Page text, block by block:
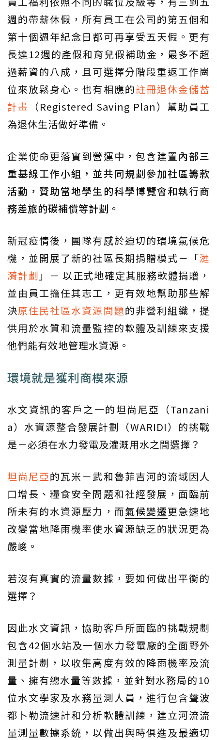
週的帶薪休假，所有員工在公司的第五個和
第十個週年紀念日都可再享受五天假。更有
長達12週的產假和育兒假補助金，最多不超
過薪資的八成，且可選擇分階段重返工作崗
位來放鬆身心。也有相應的註冊退休金儲蓄
計畫
（Registered Saving Plan）幫助員工
為退休生活做好準備。
企業使命更落實到營運中，包含建置 內部三
重基線工作小組，並共同規劃參加社區籌款
活動，贊助當地學生的科學博覽會和執行商
務差旅的碳補償等計劃。
新冠疫情後，團隊有感於迫切的環境氣候危
機，並開展了新的社區長期捐贈模式－「漣
漪計劃 」－ 以正式地確定其服務軟體捐贈，
並由員工擔任其志工，更有效地幫助那些解
決原住民社區水資源問題的非營利組織，提
供用於水質和流量監控的軟體及訓練來支援
他們能有效地管理水資源。
環境就是獲利商模來源
水文資訊的客戶之一的坦尚尼亞（Tanzani
a）水資源整合發展計劃（WARIDI）的挑戰
是－必須在水力發電及灌溉用水之間選擇？
坦尚尼亞的瓦米－武和魯菲吉河的流域因人
口增長、糧食安全問題和社經發展，面臨前
所未有的水資源壓力，而氣候變遷更急速地
改變當地降雨機率使水資源缺乏的狀況更為
嚴峻。
若沒有真實的流量數據，要如何做出平衡的
選擇？
因此水文資訊，協助客戶所面臨的挑戰規劃
包含42個水站及一個水力發電廠的全面野外
測量計劃，以收集高度有效的降雨機率及流
量、擁有總水量等數據，並針對水務局的10
位水文學家及水務量測人員，進行包含聲波
都卜勒流速計和分析軟體訓練，建立河流流
量測量數據系統，以做出與時俱進及最適切